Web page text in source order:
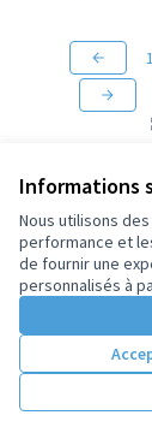
Informations
Nous utilisons
performance et
de fournir une
personnalisés à
1
Conditions
Paramètres des
(Lien externe)
Decidim
.